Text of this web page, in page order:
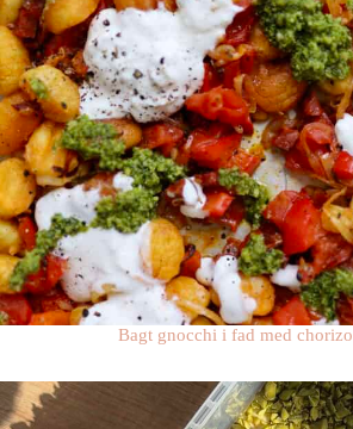
Bagt gnocchi i fad med chorizo